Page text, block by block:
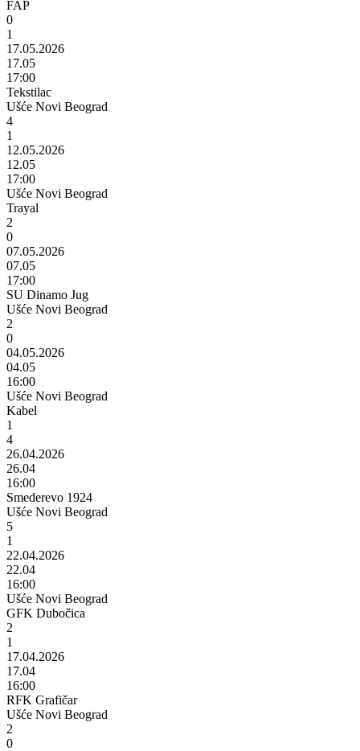
FAP
0
1
17.05.2026
17.05
17:00
Tekstilac
Ušće Novi Beograd
4
1
12.05.2026
12.05
17:00
Ušće Novi Beograd
Trayal
2
0
07.05.2026
07.05
17:00
SU Dinamo Jug
Ušće Novi Beograd
2
0
04.05.2026
04.05
16:00
Ušće Novi Beograd
Kabel
1
4
26.04.2026
26.04
16:00
Smederevo 1924
Ušće Novi Beograd
5
1
22.04.2026
22.04
16:00
Ušće Novi Beograd
GFK Dubočica
2
1
17.04.2026
17.04
16:00
RFK Grafičar
Ušće Novi Beograd
2
0